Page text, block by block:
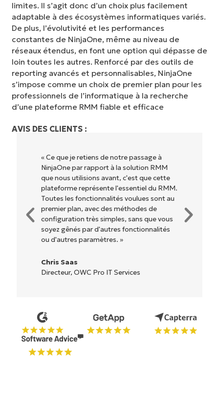
limites. Il s’agit donc d’un choix plus facilement
adaptable à des écosystèmes informatiques variés.
De plus, l’évolutivité et les performances
constantes de NinjaOne, même au niveau de
réseaux étendus, en font une option qui dépasse de
loin toutes les autres. Renforcé par des outils de
reporting avancés et personnalisables, NinjaOne
s’impose comme un choix de premier plan pour les
professionnels de l’informatique à la recherche
d’une plateforme RMM fiable et efficace
AVIS DES CLIENTS :
« NinjaOne est extrêmement simple
d'utilisation grâce à une interface fluide et
des fonctionnalités back-end puissantes.
Pas de configuration complexe ou
d'interface difficile à maîtriser. Toutes les
options et tous les outils sont clairement
étiquetés, faciles à comprendre et il est
très facile de s'y retrouver. »
Reiffenberger.NET Technology Solutions